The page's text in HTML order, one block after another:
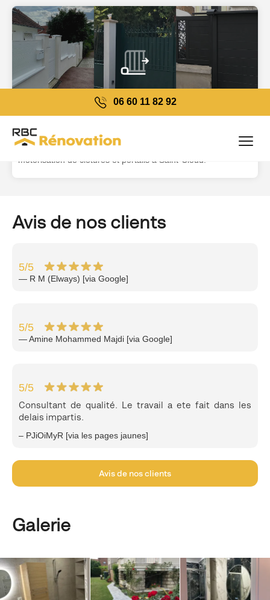
06 60 11 82 92
Clôtures et portails à Saint-Cloud
Clôturez votre propriété avec nos services d'installation et
motorisation de clôtures et portails à Saint-Cloud.
Avis de nos clients
5/5
— R M (Elways) [via Google]
5/5
— Amine Mohammed Majdi [via Google]
5/5
Consultant de qualité. Le travail a ete fait dans les
delais impartis.
– PJiOiMyR [via les pages jaunes]
Avis de nos clients
Galerie